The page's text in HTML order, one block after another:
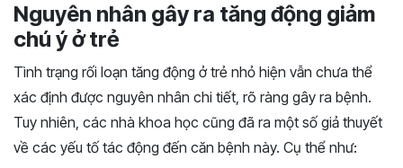
Nguyên nhân gây ra tăng động giảm
chú ý ở trẻ
Tình trạng rối loạn tăng động ở trẻ nhỏ hiện vẫn chưa thể
xác định được nguyên nhân chi tiết, rõ ràng gây ra bệnh.
Tuy nhiên, các nhà khoa học cũng đã ra một số giả thuyết
về các yếu tố tác động đến căn bệnh này. Cụ thể như: